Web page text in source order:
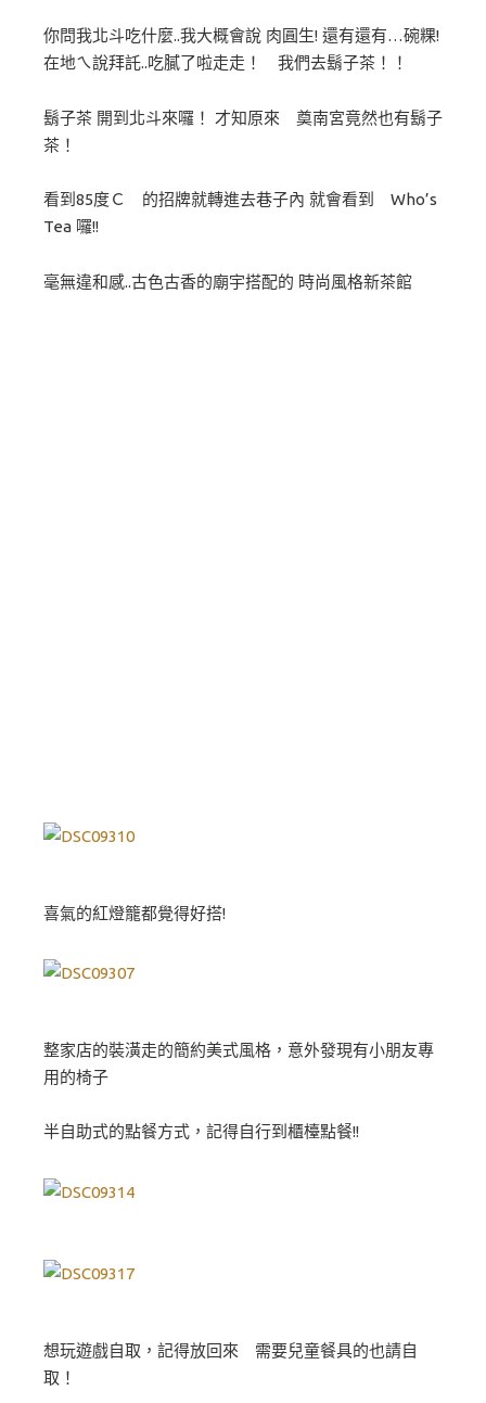
你問我北斗吃什麼..我大概會說 肉圓生! 還有還有…碗粿!
在地ㄟ說拜託..吃膩了啦走走！ 我們去鬍子茶！！
鬍子茶 開到北斗來囉！ 才知原來 奠南宮竟然也有鬍子
茶！
看到85度Ｃ 的招牌就轉進去巷子內 就會看到 Who’s
Tea 囉!!
毫無違和感..古色古香的廟宇搭配的 時尚風格新茶館
喜氣的紅燈籠都覺得好搭!
整家店的裝潢走的簡約美式風格，意外發現有小朋友專
用的椅子
半自助式的點餐方式，記得自行到櫃檯點餐!!
想玩遊戲自取，記得放回來 需要兒童餐具的也請自
取！